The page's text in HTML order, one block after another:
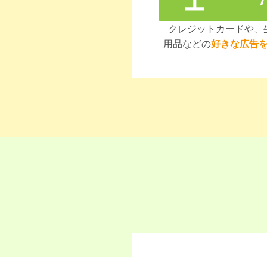
クレジットカードや、
用品などの好きな広告